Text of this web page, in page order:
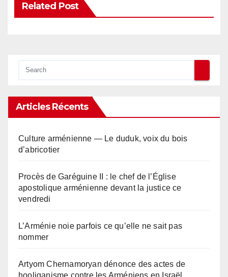
Related Post
Articles Récents
Culture arménienne — Le duduk, voix du bois
d’abricotier
Procès de Garéguine II : le chef de l’Église
apostolique arménienne devant la justice ce
vendredi
L’Arménie noie parfois ce qu’elle ne sait pas
nommer
Artyom Chernamoryan dénonce des actes de